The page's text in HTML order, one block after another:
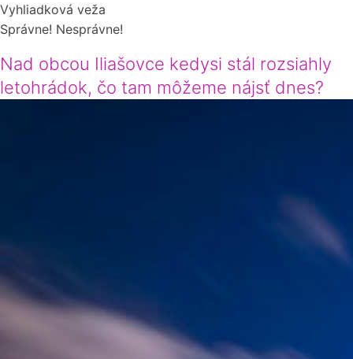
Vyhliadková veža
Správne! Nesprávne!
Nad obcou Iliašovce kedysi stál rozsiahly
letohrádok, čo tam môžeme nájsť dnes?